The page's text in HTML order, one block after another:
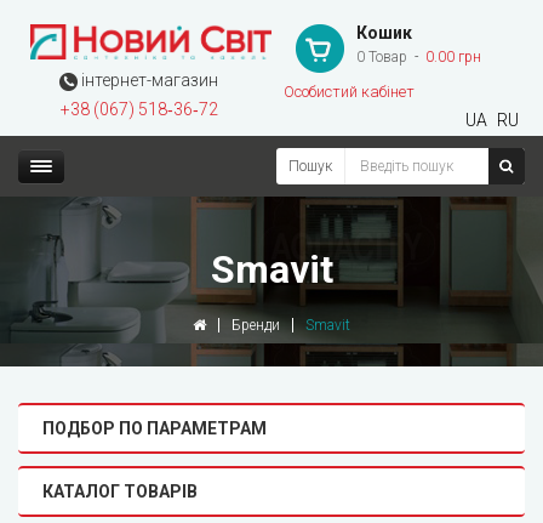
інтернет-магазин
+38 (067) 518‑36‑72
Кошик
0 Товар 0.00 грн
Особистий кабінет
UA RU
Пошук
Smavit
Бренди Smavit
ПОДБОР ПО ПАРАМЕТРАМ
КАТАЛОГ ТОВАРІВ